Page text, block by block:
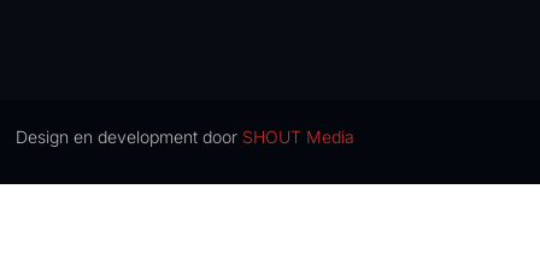
Design en development door SHOUT Media